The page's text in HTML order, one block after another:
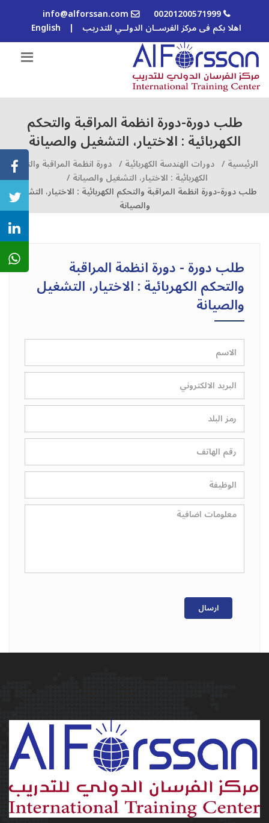
00201200571999
info@alforssan.com
اهلا بكم فى مركز الفرســان الدولــي للتدريب |
English
طلب دورة-دورة انظمة المراقبة والتحكم
الكهربائية : الاختيار، التشغيل والصيانة
الرئيسية / دورات الهندسة الكهربائية / دورة انظمة المراقبة والتحكم
الكهربائية : الاختيار، التشغيل والصيانة /
طلب دورة-دورة انظمة المراقبة والتحكم الكهربائية : الاختيار، التشغيل
والصيانة
طلب دورة - دورة انظمة المراقبة
والتحكم الكهربائية : الاختيار، التشغيل
والصيانة
ارسال